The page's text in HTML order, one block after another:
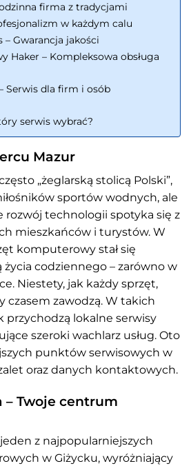
firma z tradycjami
w każdym calu
– Gwarancja jakości
Haker – Kompleksowa obsługa
Serwis dla firm i osób
serwis wybrać?
Mazur
„żeglarską stolicą Polski”,
sportów wodnych, ale
rozwój technologii spotyka się z
mieszkańców i turystów. W
komputerowy stał się
życia codziennego – zarówno w
Niestety, jak każdy sprzęt,
zawodzą. W takich
przychodzą lokalne serwisy
szeroki wachlarz usług. Oto
punktów serwisowych w
oraz danych kontaktowych.
– Twoje centrum
z najpopularniejszych
w Giżycku, wyróżniający